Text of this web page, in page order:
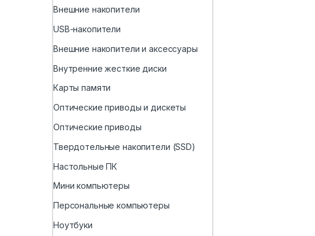
Внешние накопители
USB-накопители
Внешние накопители и аксессуары
Внутренние жесткие диски
Карты памяти
Оптические приводы и дискеты
Оптические приводы
Твердотельные накопители (SSD)
Настольные ПК
Мини компьютеры
Персональные компьютеры
Ноутбуки